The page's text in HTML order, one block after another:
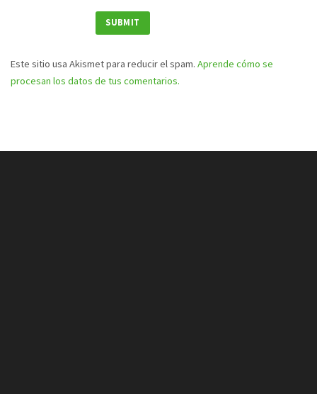
Este sitio usa Akismet para reducir el spam. Aprende cómo se
procesan los datos de tus comentarios.